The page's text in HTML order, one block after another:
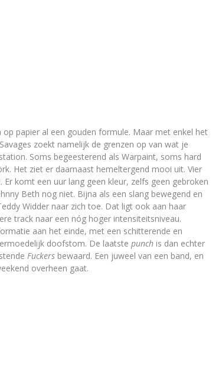
papier al een gouden formule. Maar met enkel het
zoekt namelijk de grenzen op van wat je
Soms begeesterend als Warpaint, soms hard
Het ziet er daarnaast hemeltergend mooi uit. Vier
komt een uur lang geen kleur, zelfs geen gebroken
Beth nog niet. Bijna als een slang bewegend en
Widder naar zich toe. Dat ligt ook aan haar
track naar een nóg hoger intensiteitsniveau.
aan het einde, met een schitterende en
doofstom. De laatste punch is dan echter
Fuckers bewaard. Een juweel van een band, en
overheen gaat.